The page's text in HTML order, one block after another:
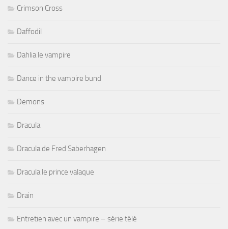
Crimson Cross
Daffodil
Dahlia le vampire
Dance in the vampire bund
Demons
Dracula
Dracula de Fred Saberhagen
Dracula le prince valaque
Drain
Entretien avec un vampire – série télé